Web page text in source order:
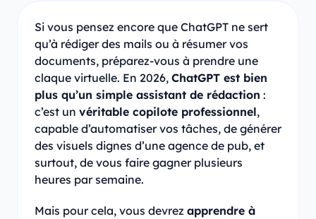
Si vous pensez encore que ChatGPT ne sert
qu’à rédiger des mails ou à résumer vos
documents, préparez-vous à prendre une
claque virtuelle. En 2026, ChatGPT est bien
plus qu’un simple assistant de rédaction :
c’est un véritable copilote professionnel,
capable d’automatiser vos tâches, de générer
des visuels dignes d’une agence de pub, et
surtout, de vous faire gagner plusieurs
heures par semaine.
Mais pour cela, vous devrez apprendre à